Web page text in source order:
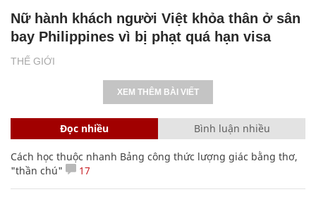
THẾ GIỚI
Nữ hành khách người Việt khỏa thân ở sân
bay Philippines vì bị phạt quá hạn visa
XEM THÊM BÀI VIẾT
Đọc nhiều Bình luận nhiều
Cách học thuộc nhanh Bảng công thức lượng giác bằng thơ,
"thần chú"
17